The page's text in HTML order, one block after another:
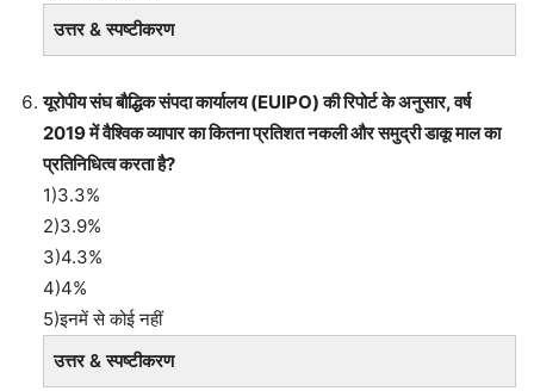
उत्तर & स्पष्टीकरण
यूरोपीय संघ बौद्धिक संपदा कार्यालय (EUIPO) की रिपोर्ट के अनुसार, वर्ष
2019 में वैश्विक व्यापार का कितना प्रतिशत नकली और समुद्री डाकू माल का
प्रतिनिधित्व करता है?
1)3.3%
2)3.9%
3)4.3%
4)4%
5)इनमें से कोई नहीं
उत्तर & स्पष्टीकरण